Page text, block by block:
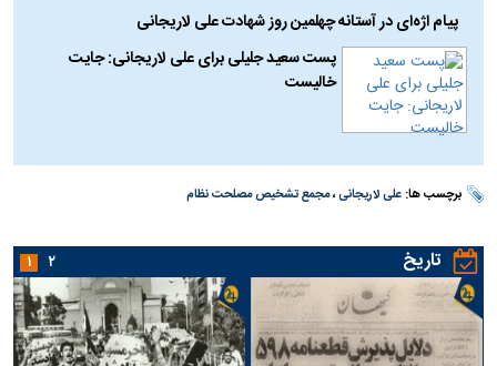
پیام اژه‌ای در آستانه چهلمین روز شهادت علی لاریجانی
پست سعید جلیلی برای علی لاریجانی: جایت
خالیست
برچسب ها:علی لاریجانی،مجمع تشخیص مصلحت نظام
تاریخ ۱ ۲